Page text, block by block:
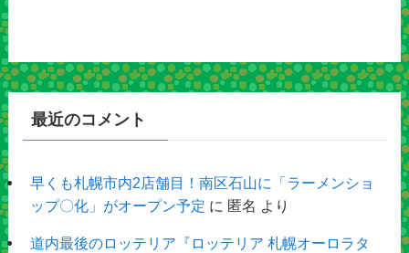
最近のコメント
早くも札幌市内2店舗目！南区石山に「ラーメンショ
ップ〇化」がオープン予定 に 匿名 より
道内最後のロッテリア『ロッテリア 札幌オーロラタ